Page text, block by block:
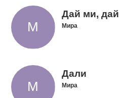
Дай ми, дай
Мира
Дали
Мира